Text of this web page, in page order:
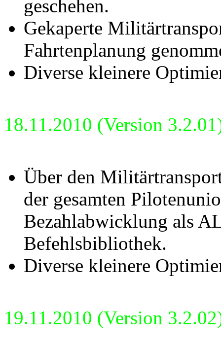
geschehen.
Gekaperte
Fahrtenplanung
Diverse kleinere
18.11.2010 (Version
Über den
der gesamten
Bezahlabwicklung als
Befehlsbibliothek.
Diverse kleinere
19.11.2010 (Version